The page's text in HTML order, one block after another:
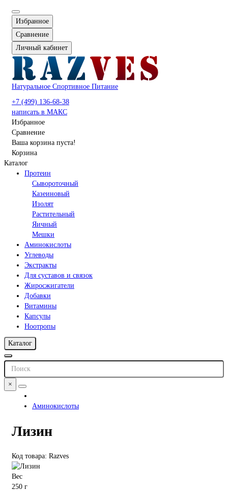
Избранное
Сравнение
Личный кабинет
Натуральное Спортивное Питание
+7 (499) 136-68-38
написать в МАКС
Избранное
Сравнение
Ваша корзина пуста!
Корзина
Каталог
Протеин
Сывороточный
Казеиновый
Изолят
Растительный
Яичный
Мешки
Аминокислоты
Углеводы
Экстракты
Для суставов и связок
Жиросжигатели
Добавки
Витамины
Капсулы
Ноотропы
Каталог
×
Аминокислоты
Лизин
Код товара: Razves
Вес
250 г